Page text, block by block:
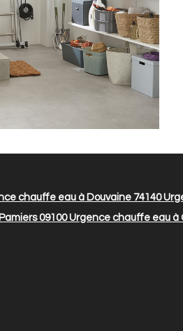
chauffe eau à Douvaine 74140
09100Urgence chauffe eau à